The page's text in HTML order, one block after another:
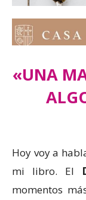
«UNA
Hoy voy a
mi libro. El
momentos